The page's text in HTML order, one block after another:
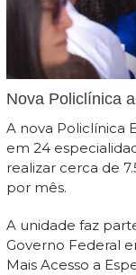
Nova Policlínica
A nova Policlínica
em 24
realizar cerca de
por mês.
A unidade faz
Governo Federal
Mais Acesso a